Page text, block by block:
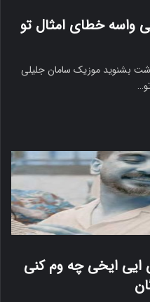
واسه خطای امثال تو
بشنوید موزیک سامان جلیلی
ایی ایخی چه وم کنی